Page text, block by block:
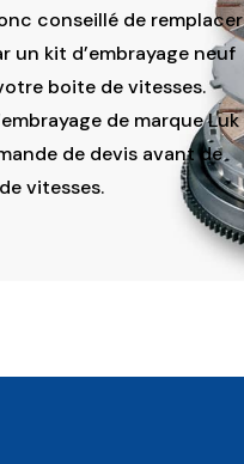
conseillé de remplacer
un kit d’embrayage neuf
boite de vitesses.
de marque Luk
de devis avant de
vitesses.